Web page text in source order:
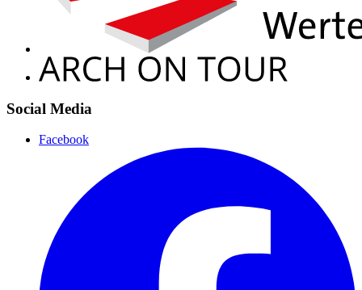
Social Media
Facebook